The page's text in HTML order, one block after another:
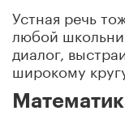
Устная речь
любой
диалог,
широкому